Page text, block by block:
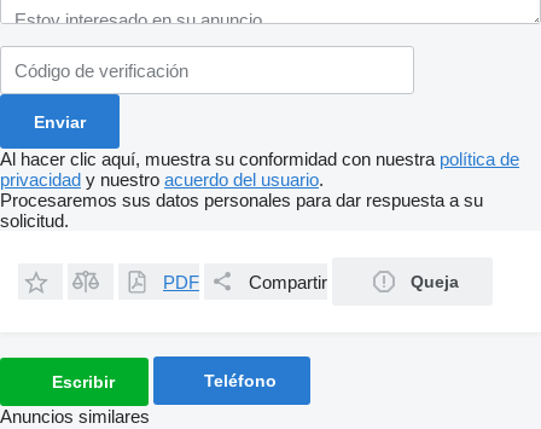
Al hacer clic aquí, muestra su conformidad con nuestra política de
privacidad y nuestro acuerdo del usuario.
Procesaremos sus datos personales para dar respuesta a su
solicitud.
PDF Compartir Queja
Escribir Teléfono
Anuncios similares